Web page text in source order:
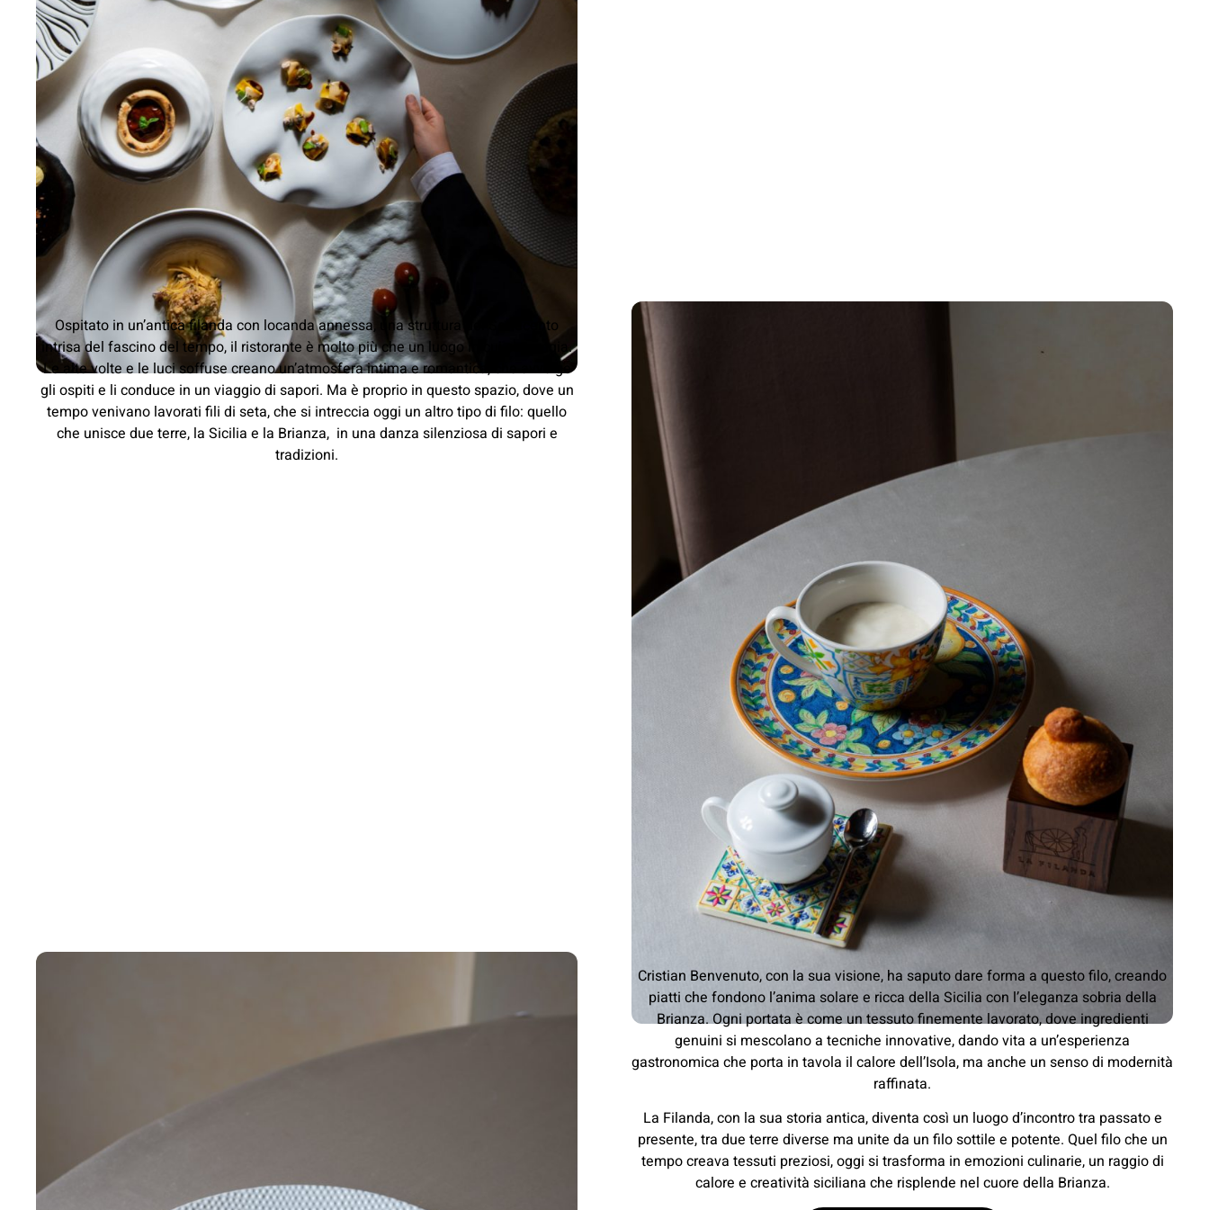
Ospitato in un’antica filanda con locanda annessa, una struttura del Settecento
intrisa del fascino del tempo, il ristorante è molto più che un luogo in cui si mangia.
Le alte volte e le luci soffuse creano un’atmosfera intima e romantica, che avvolge
gli ospiti e li conduce in un viaggio di sapori. Ma è proprio in questo spazio, dove un
tempo venivano lavorati fili di seta, che si intreccia oggi un altro tipo di filo: quello
che unisce due terre, la Sicilia e la Brianza, in una danza silenziosa di sapori e
tradizioni.
Cristian Benvenuto, con la sua visione, ha saputo dare forma a questo filo, creando
piatti che fondono l’anima solare e ricca della Sicilia con l’eleganza sobria della
Brianza. Ogni portata è come un tessuto finemente lavorato, dove ingredienti
genuini si mescolano a tecniche innovative, dando vita a un’esperienza
gastronomica che porta in tavola il calore dell’Isola, ma anche un senso di modernità
raffinata.
La Filanda, con la sua storia antica, diventa così un luogo d’incontro tra passato e
presente, tra due terre diverse ma unite da un filo sottile e potente. Quel filo che un
tempo creava tessuti preziosi, oggi si trasforma in emozioni culinarie, un raggio di
calore e creatività siciliana che risplende nel cuore della Brianza.